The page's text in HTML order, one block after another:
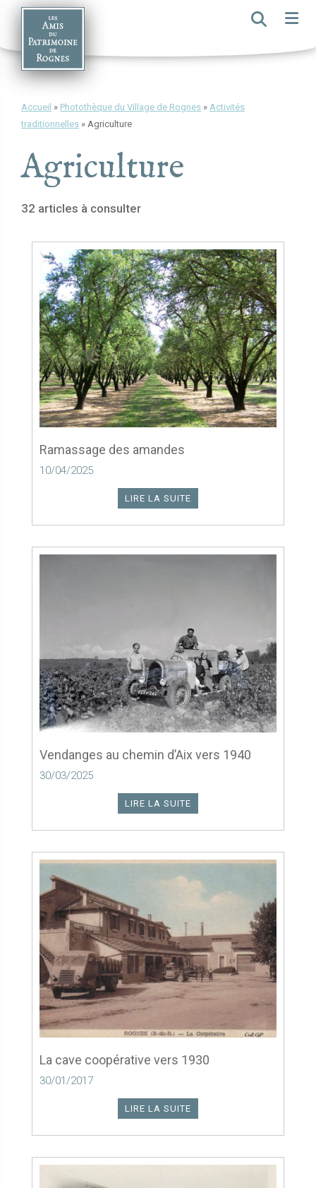
content
Accueil » Photothèque du Village de Rognes » Activités
traditionnelles » Agriculture
Agriculture
32 articles à consulter
Ramassage des amandes
10/04/2025
LIRE LA SUITE
Vendanges au chemin d’Aix vers 1940
30/03/2025
LIRE LA SUITE
La cave coopérative vers 1930
30/01/2017
LIRE LA SUITE